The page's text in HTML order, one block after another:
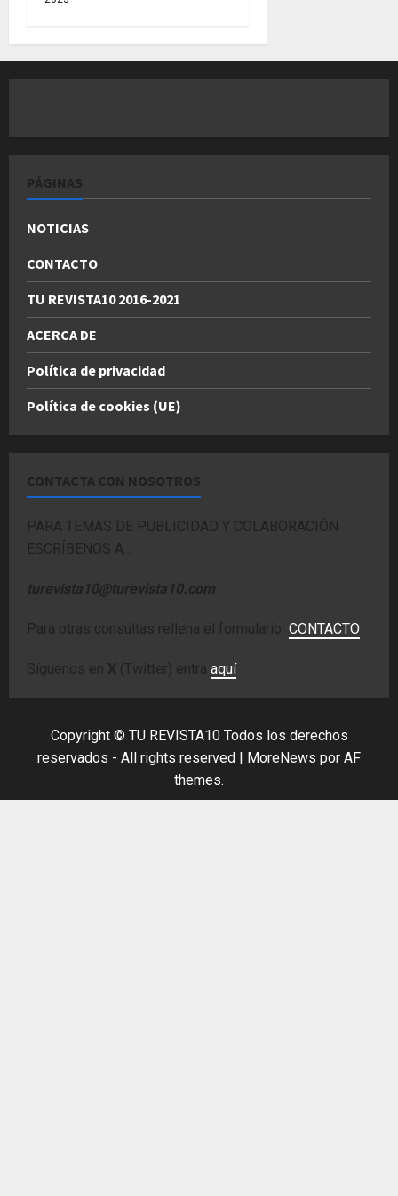
PÁGINAS
NOTICIAS
CONTACTO
TU REVISTA10 2016-2021
ACERCA DE
Política de privacidad
Política de cookies (UE)
CONTACTA CON NOSOTROS
PARA TEMAS DE PUBLICIDAD Y COLABORACIÓN
ESCRÍBENOS A…
turevista10@turevista10.com
Para otras consultas rellena el formulario CONTACTO
Síguenos en X (Twitter) entra aquí
Copyright © TU REVISTA10 Todos los derechos
reservados - All rights reserved | MoreNews por AF
themes.